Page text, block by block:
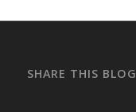
SHARE THIS BLOG